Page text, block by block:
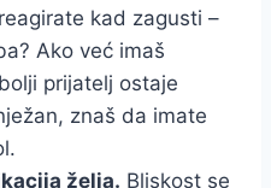
kad zagusti –
Ako već imaš
prijatelj ostaje
znaš da imate
želja. Bliskost se